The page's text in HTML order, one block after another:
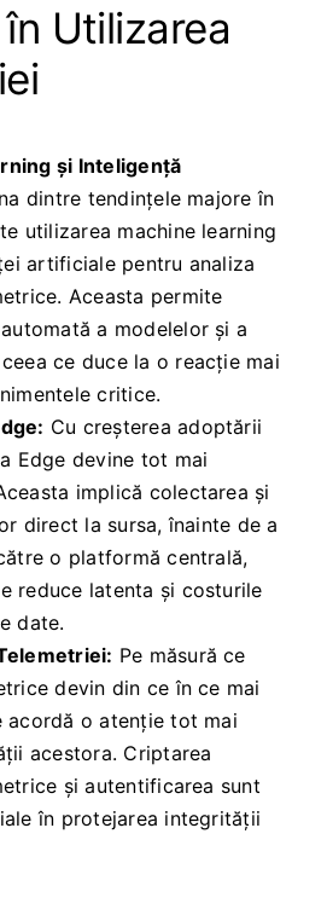
Utilizarea
și Inteligență
dintre tendințele majore în
utilizarea machine learning
artificiale pentru analiza
Aceasta permite
a modelelor și a
ce duce la o reacție mai
critice.
Cu creșterea adoptării
Edge devine tot mai
implică colectarea și
direct la sursa, înainte de a
o platformă centrală,
reduce latenta și costurile
date.
Pe măsură ce
devin din ce în ce mai
acordă o atenție tot mai
acestora. Criptarea
și autentificarea sunt
în protejarea integrității